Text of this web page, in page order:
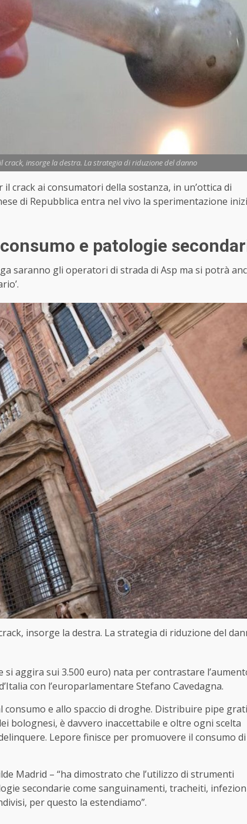
insorge la destra. La strategia di riduzione del danno
crack ai consumatori della sostanza, in un’ottica di
di Repubblica entra nel vivo la sperimentazione
e patologie
saranno gli operatori di strada di Asp ma si potrà
insorge la destra. La strategia di riduzione del
aggira sui 3.500 euro) nata per contrastare
con l’europarlamentare Stefano Cavedagna.
e allo spaccio di droghe. Distribuire pipe
bolognesi, è davvero inaccettabile e oltre ogni scelta
Lepore finisce per promuovere il consumo di
Madrid – “ha dimostrato che l’utilizzo di strumenti
secondarie come sanguinamenti, tracheiti,
per questo la estendiamo”.